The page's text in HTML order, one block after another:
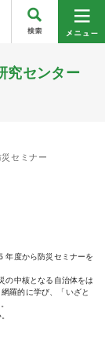
究センター
セミナー
年度から防災セミナーを
の中核となる自治体をは
羅的に学び、「いざと